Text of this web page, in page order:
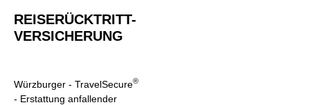
REISERÜCKTRITT-
VERSICHERUNG
Würzburger - TravelSecure®
- Erstattung anfallender